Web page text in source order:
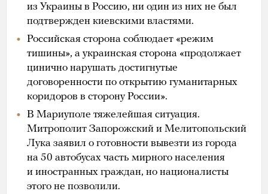
из Украины в Россию, ни один из них не был
подтвержден киевскими властями.
Российская сторона соблюдает «режим
тишины», а украинская сторона «продолжает
цинично нарушать достигнутые
договоренности по открытию гуманитарных
коридоров в сторону России».
В Мариуполе тяжелейшая ситуация.
Митрополит Запорожский и Мелитопольский
Лука заявил о готовности вывезти из города
на 50 автобусах часть мирного населения
и иностранных граждан, но националисты
этого не позволили.